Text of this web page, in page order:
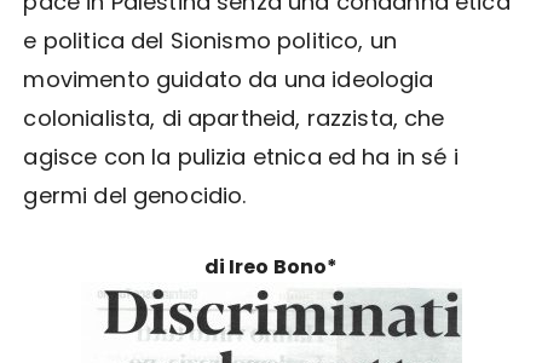
e politica del Sionismo politico, un
movimento guidato da una ideologia
colonialista, di apartheid, razzista, che
agisce con la pulizia etnica ed ha in sé i
germi del genocidio.
di Ireo Bono*